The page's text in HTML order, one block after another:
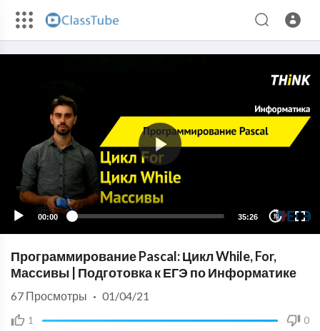
00:00 35:26 10
Программирование Pascal: Цикл While, For,
Массивы | Подготовка к ЕГЭ по Информатике
1 0
67 Просмотры · 01/04/21